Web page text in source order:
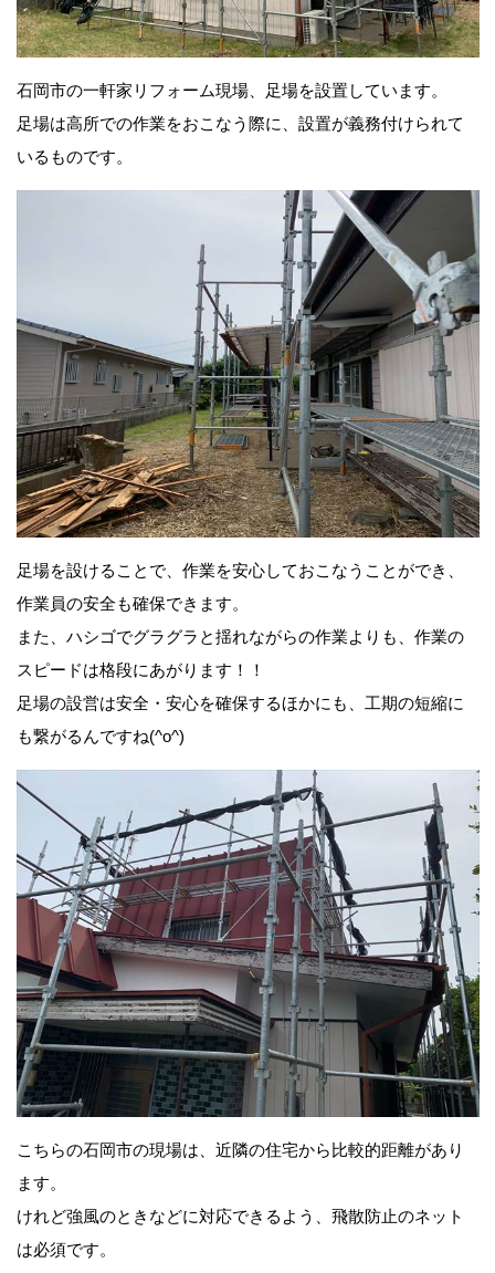
石岡市の一軒家リフォーム現場、足場を設置しています。
足場は高所での作業をおこなう際に、設置が義務付けられて
いるものです。
足場を設けることで、作業を安心しておこなうことができ、
作業員の安全も確保できます。
また、ハシゴでグラグラと揺れながらの作業よりも、作業の
スピードは格段にあがります！！
足場の設営は安全・安心を確保するほかにも、工期の短縮に
も繋がるんですね(^o^)
こちらの石岡市の現場は、近隣の住宅から比較的距離があり
ます。
けれど強風のときなどに対応できるよう、飛散防止のネット
は必須です。